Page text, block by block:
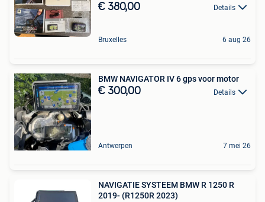
€ 380,00 Details
Bruxelles 6 aug 26
BMW NAVIGATOR IV 6 gps voor motor
€ 300,00 Details
Antwerpen 7 mei 26
NAVIGATIE SYSTEEM BMW R 1250 R
2019- (R1250R 2023)